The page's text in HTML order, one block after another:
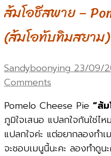
ส้มโอชีสพาย –
(ส้มโอทับทิมสยาม)
Sandyboonying 23/09/
Comments
Pomelo Cheese Pie “ส้
ภูมิใจเสนอ แปลกใจกันใช่ไห
แปลกใจค่ะ แต่อยากลองทำ
จะชอบเมนูนี้นะคะ ลองทำดูนะ